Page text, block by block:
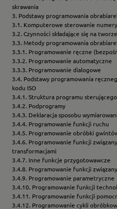
skrawania
3. Podstawy programowania
3.1. Komputerowe sterowanie
3.2. Czynności składające się na
3.3. Metody programowania
3.3.1. Programowanie ręczne
3.3.2. Programowanie automatyczne
3.3.3. Programowanie dialogowe
3.4. Podstawy programowania
kodu ISO
3.4.1. Struktura programu sterującego
3.4.2. Podprogramy
3.4.3. Deklaracja sposobu
3.4.4. Programowanie funkcji ruchu
3.4.5. Programowanie obróbki
3.4.6. Programowanie funkcji
transformacjami
3.4.7. Inne funkcje przygotowawcze
3.4.8. Programowanie funkcji
3.4.9. Programowanie parametryczne
3.4.10. Programowanie funkcji
3.4.11. Programowanie funkcji
3.4.12. Programowanie cykli